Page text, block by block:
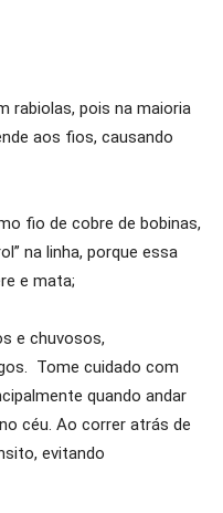
rabiolas, pois na maioria
aos fios, causando
fio de cobre de bobinas,
na linha, porque essa
e mata;
e chuvosos,
Tome cuidado com
quando andar
céu. Ao correr atrás de
evitando